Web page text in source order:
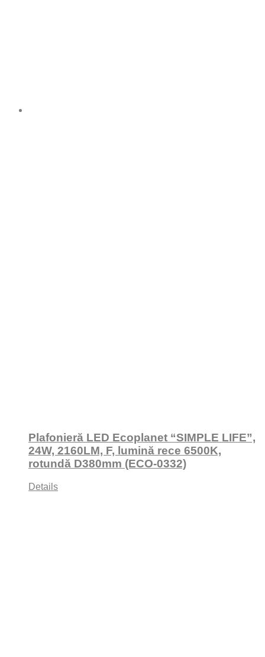
Plafonieră LED Ecoplanet “SIMPLE LIFE”,
24W, 2160LM, F, lumină rece 6500K,
rotundă D380mm (ECO-0332)
Details